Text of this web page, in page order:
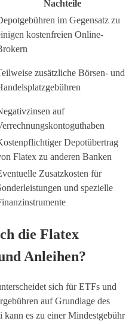
Nachteile
im Gegensatz zu
kostenfreien Online-
zusätzliche Börsen- und
auf
Depotübertrag
Flatex zu anderen Banken
Zusatzkosten für
und spezielle
die Flatex
Anleihen?
sich für ETFs und
auf Grundlage des
es zu einer Mindestgebühr